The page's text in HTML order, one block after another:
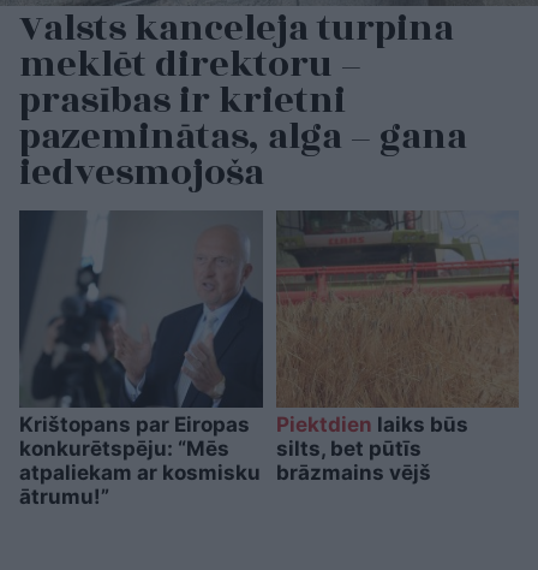
Valsts kanceleja turpina
meklēt direktoru –
prasības ir krietni
pazeminātas, alga – gana
iedvesmojoša
Krištopans par Eiropas
konkurētspēju: “Mēs
atpaliekam ar kosmisku
ātrumu!”
Piektdien laiks būs
silts, bet pūtīs
brāzmains vējš